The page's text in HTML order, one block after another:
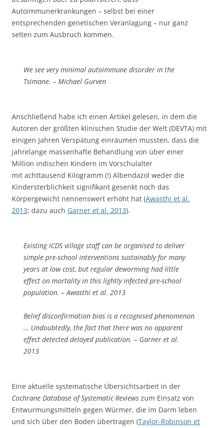
Autoimmunerkrankungen – selbst bei einer
entsprechenden genetischen Veranlagung – nur ganz
selten zum Ausbruch kommen.
We see very minimal autoimmune disorder in the
Tsimane. – Michael Gurven
Anschließend habe ich einen Artikel gelesen, in dem die
Autoren der größten klinischen Studie der Welt (DEVTA) mit
einigen Jahren Verspätung einräumen mussten, dass die
jahrelange massenhafte Behandlung von über einer
Million indischen Kindern im Vorschulalter
mit achttausend Kilogramm (!) Albendazol weder die
Kindersterblichkeit signifikant gesenkt noch das
Körpergewicht nennenswert erhöht hat (Awasthi et al.
2013; dazu auch Garner et al. 2013).
Existing ICDS village staff can be organised to deliver
simple pre-school interventions sustainably for many
years at low cost, but regular deworming had little
effect on mortality in this lightly infected pre-school
population. – Awasthi et al. 2013
Belief disconfirmation bias is a recognised phenomenon
… Undoubtedly, the fact that there was no apparent
effect detected delayed publication. – Garner et al.
2013
Eine aktuelle systematische Übersichtsarbeit in der
Cochrane Database of Systematic Reviews zum Einsatz von
Entwurmungsmitteln gegen Würmer, die im Darm leben
und sich über den Boden übertragen (Taylor-Robinson et